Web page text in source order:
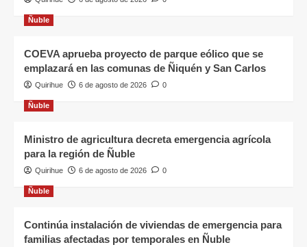
Ñuble
COEVA aprueba proyecto de parque eólico que se
emplazará en las comunas de Ñiquén y San Carlos
Quirihue 6 de agosto de 2026 0
Ñuble
Ministro de agricultura decreta emergencia agrícola
para la región de Ñuble
Quirihue 6 de agosto de 2026 0
Ñuble
Continúa instalación de viviendas de emergencia para
familias afectadas por temporales en Ñuble